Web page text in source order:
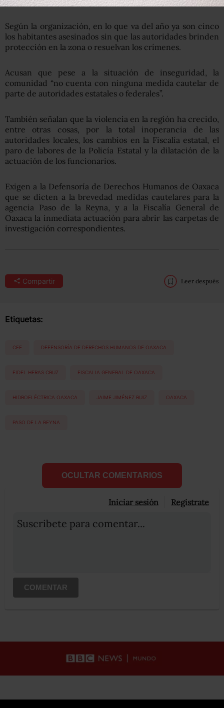
Según la organización, en lo que va del año ya son cinco
los habitantes asesinados sin que las autoridades brinden
protección en la zona o resuelvan los crímenes.
Acusan que pese a la situación de inseguridad, la
comunidad “no cuenta con ninguna medida cautelar de
parte de autoridades estatales o federales”.
También señalan que la violencia en la región ha crecido,
entre otras cosas, por la total inoperancia de las
autoridades locales, los cambios en la Fiscalía estatal, el
paro de labores de la Policía Estatal y la dilatación de la
actuación de los funcionarios.
Exigen a la Defensoría de Derechos Humanos de Oaxaca
que se dicten a la brevedad medidas cautelares para la
agencia Paso de la Reyna, y a la Fiscalía General de
Oaxaca la inmediata actuación para abrir las carpetas de
investigación correspondientes.
Compartir Leer después
Etiquetas:
CFE DEFENSORÍA DE DERECHOS HUMANOS DE OAXACA
FIDEL HERAS CRUZ FISCALIA GENERAL DE OAXACA
HIDROELÉCTRICA OAXACA JAIME JIMÉNEZ RUIZ OAXACA
PASO DE LA REYNA
OCULTAR COMENTARIOS
Iniciar sesión Registrate
Suscribete para comentar...
COMENTAR